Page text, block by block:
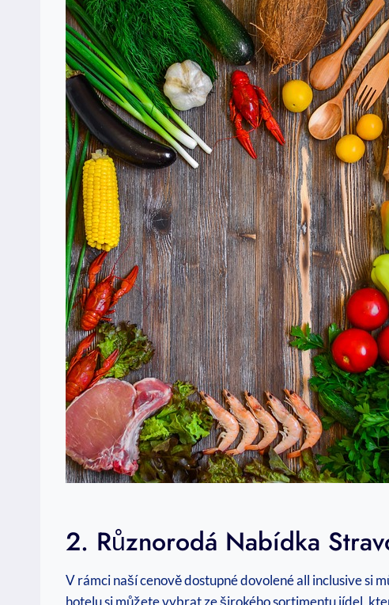
2. Různorodá Nabídka
V rámci naší cenově dostupné dovolené all inclusive si